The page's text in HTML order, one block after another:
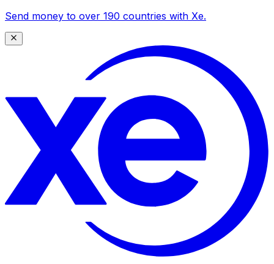
Send money to over 190 countries with Xe.